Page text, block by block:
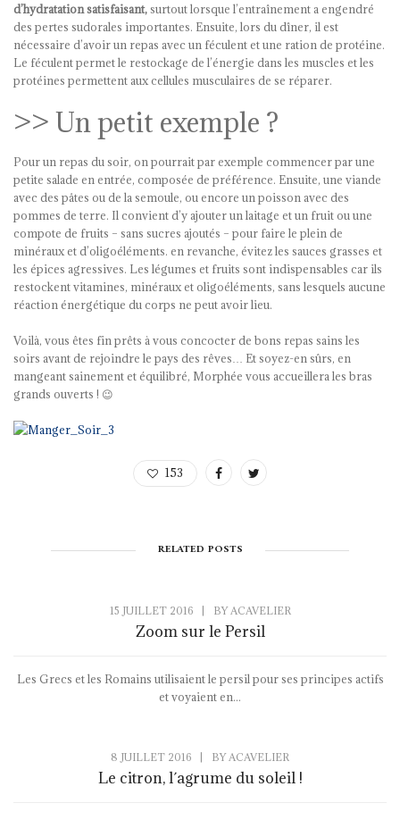
d’hydratation satisfaisant,surtout lorsque l’entraînement a engendré
des pertes sudorales importantes. Ensuite, lors du dîner, il est
nécessaire d’avoir un repas avec un féculent et une ration de protéine.
Le féculent permet le restockage de l’énergie dans les muscles et les
protéines permettent aux cellules musculaires de se réparer.
>> Un petit exemple ?
Pour un repas du soir, on pourrait par exemple commencer par une
petite salade en entrée, composée de préférence. Ensuite, une viande
avec des pâtes ou de la semoule, ou encore un poisson avec des
pommes de terre. Il convient d’y ajouter un laitage et un fruit ou une
compote de fruits – sans sucres ajoutés – pour faire le plein de
minéraux et d’oligoéléments. en revanche, évitez les sauces grasses et
les épices agressives. Les légumes et fruits sont indispensables car ils
restockent vitamines, minéraux et oligoéléments, sans lesquels aucune
réaction énergétique du corps ne peut avoir lieu.
Voilà, vous êtes fin prêts à vous concocter de bons repas sains les
soirs avant de rejoindre le pays des rêves… Et soyez-en sûrs, en
mangeant sainement et équilibré, Morphée vous accueillera les bras
grands ouverts ! 😉
153
RELATED POSTS
15 JUILLET 2016 | BY ACAVELIER
Zoom sur le Persil
Les Grecs et les Romains utilisaient le persil pour ses principes actifs
et voyaient en...
8 JUILLET 2016 BY ACAVELIER
Le citron, l´agrume du soleil !